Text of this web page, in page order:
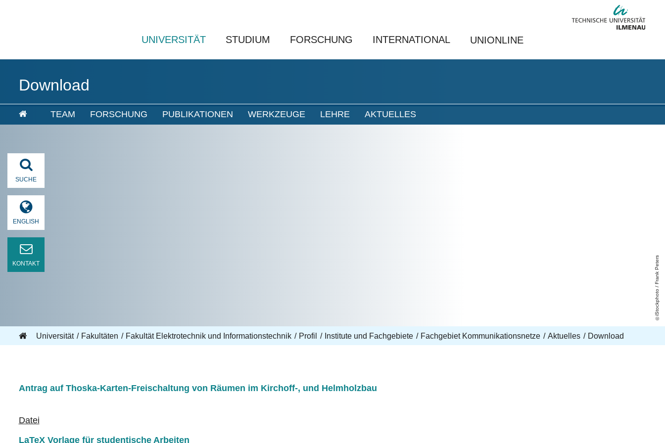
UNIVERSITÄT STUDIUM FORSCHUNG INTERNATIONAL UNIONLINE
Download
TEAM FORSCHUNG PUBLIKATIONEN WERKZEUGE LEHRE AKTUELLES
iStockphoto / Frank Peters
SUCHE
ENGLISH
KONTAKT
Universität Fakultäten Fakultät Elektrotechnik und Informationstechnik Profil Institute und Fachgebiete Fachgebiet Kommunikationsnetze Aktuelles Download
Antrag auf Thoska-Karten-Freischaltung von Räumen im Kirchoff-, und Helmholzbau
Datei
LaTeX Vorlage für studentische Arbeiten